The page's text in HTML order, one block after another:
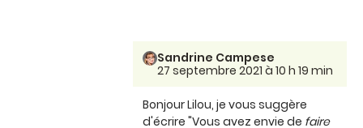
Sandrine Campese
27 septembre 2021 à 10 h 19 min
Bonjour Lilou, je vous suggère
d'écrire "Vous avez envie de faire